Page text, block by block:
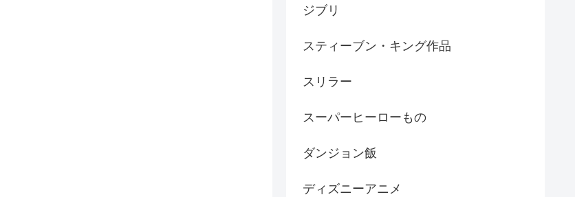
ジブリ
スティーブン・キング作品
スリラー
スーパーヒーローもの
ダンジョン飯
ディズニーアニメ